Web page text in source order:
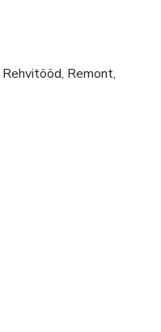
Remont,